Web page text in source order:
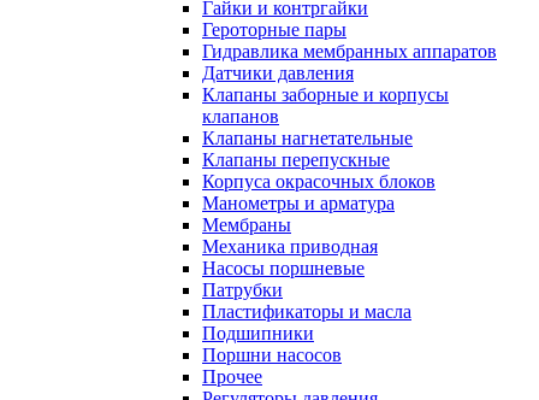
Гайки и контргайки
Героторные пары
Гидравлика мембранных аппаратов
Датчики давления
Клапаны заборные и корпусы
клапанов
Клапаны нагнетательные
Клапаны перепускные
Корпуса окрасочных блоков
Манометры и арматура
Мембраны
Механика приводная
Насосы поршневые
Патрубки
Пластификаторы и масла
Подшипники
Поршни насосов
Прочее